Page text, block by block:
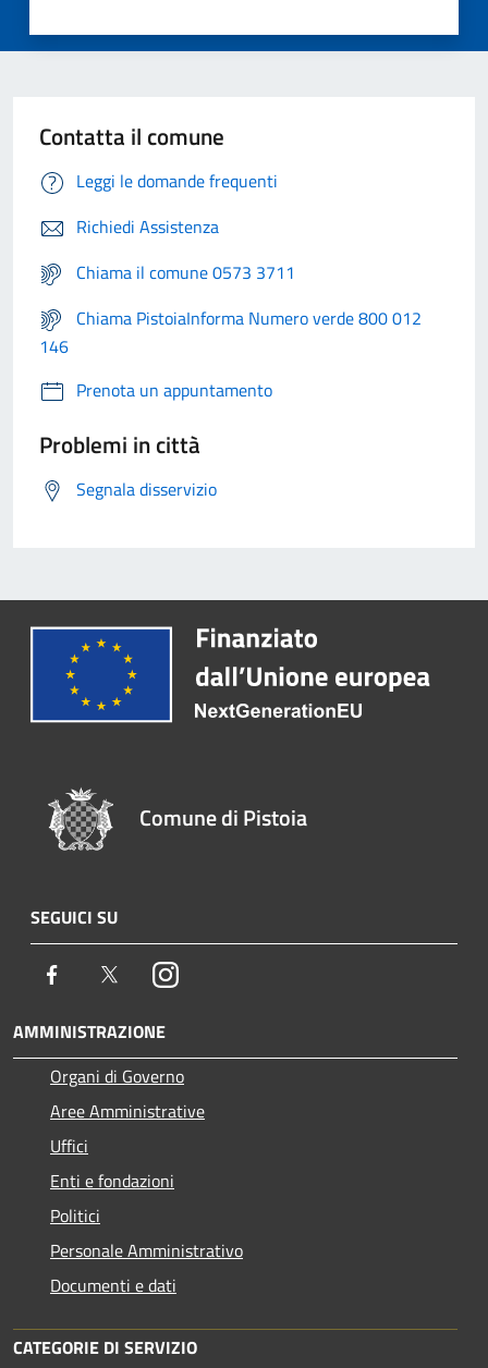
Contatta il comune
Leggi le domande frequenti
Richiedi Assistenza
Chiama il comune 0573 3711
Chiama PistoiaInforma Numero verde 800 012
146
Prenota un appuntamento
Problemi in città
Segnala disservizio
Comune di Pistoia
SEGUICI SU
Facebook TwitterInstagram
AMMINISTRAZIONE
Organi di Governo
Aree Amministrative
Uffici
Enti e fondazioni
Politici
Personale Amministrativo
Documenti e dati
CATEGORIE DI SERVIZIO